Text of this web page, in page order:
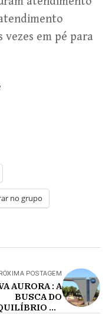
vezes em pé para
no grupo
POSTAGEM
AURORA : A
BUSCA DO
NA